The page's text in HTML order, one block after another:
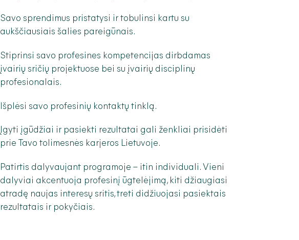
Savo sprendimus pristatysi ir tobulinsi kartu su
aukščiausiais šalies pareigūnais.
Stiprinsi savo profesines kompetencijas dirbdamas
įvairių sričių projektuose bei su įvairių disciplinų
profesionalais.
Išplėsi savo profesinių kontaktų tinklą.
Įgyti įgūdžiai ir pasiekti rezultatai gali ženkliai prisidėti
prie Tavo tolimesnės karjeros Lietuvoje.
Patirtis dalyvaujant programoje – itin individuali. Vieni
dalyviai akcentuoja profesinį ūgtelėjimą, kiti džiaugiasi
atradę naujas interesų sritis, treti didžiuojasi pasiektais
rezultatais ir pokyčiais.